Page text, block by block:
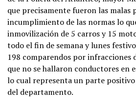
que precisamente fueron las malas
incumplimiento de las normas lo
inmovilización de 5 carros y 15
todo el fin de semana y lunes
198 comparendos por infracciones
que no se hallaron conductores en
lo cual representa un parte
del departamento.